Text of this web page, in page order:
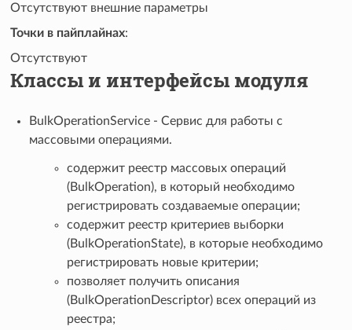
Отсутствуют внешние параметры
Точки в пайплайнах:
Отсутствуют
Классы и интерфейсы модуля
BulkOperationService - Сервис для работы c
массовыми операциями.
содержит реестр массовых операций
(BulkOperation), в который необходимо
регистрировать создаваемые операции;
содержит реестр критериев выборки
(BulkOperationState), в которые необходимо
регистрировать новые критерии;
позволяет получить описания
(BulkOperationDescriptor) всех операций из
реестра;